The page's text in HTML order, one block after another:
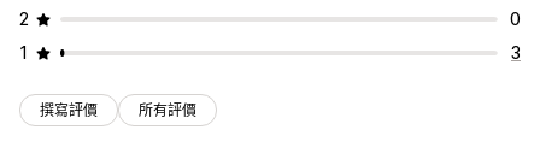
2
0
1
3
撰寫評價 所有評價